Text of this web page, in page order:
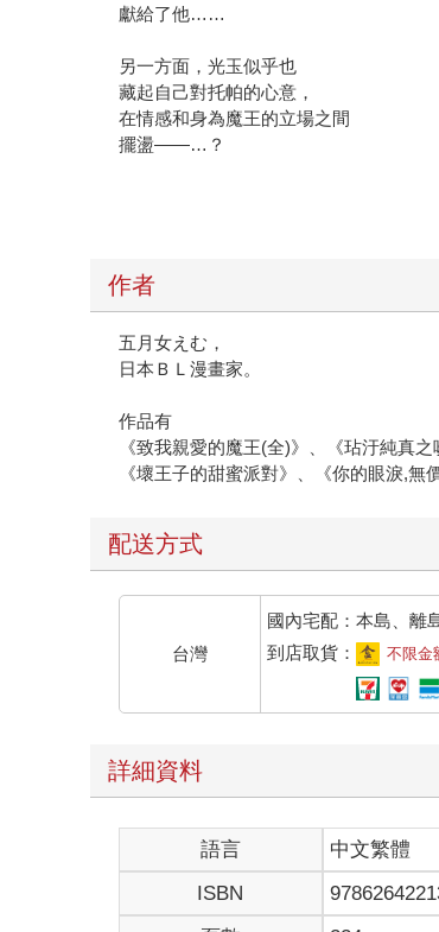
獻給了他……
另一方面，光玉似乎也
藏起自己對托帕的心意，
在情感和身為魔王的立場之間
擺盪——…？
作者
五月女えむ，
日本ＢＬ漫畫家。
作品有
《致我親愛的魔王(全)》、《玷汙純真
《壞王子的甜蜜派對》、《你的眼淚,
配送方式
台灣
國內宅配：本島、離
到店取貨：
不限金
詳細資料
語言 中文繁體
ISBN